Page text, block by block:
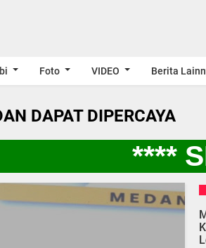
Foto VIDEO Berita
DAPAT DIPERCAYA
****